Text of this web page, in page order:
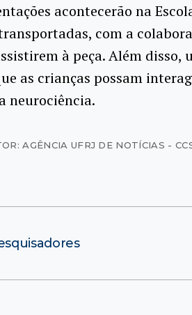
acontecerão na
com a
à peça. Além disso,
as crianças possam
neurociência.
AGÊNCIA UFRJ DE NOTÍCIAS -